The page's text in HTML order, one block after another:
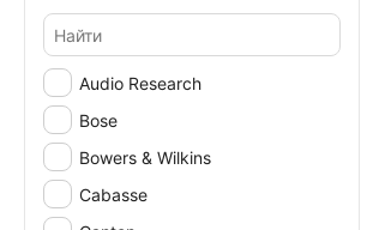
Audio Research
Bose
Bowers & Wilkins
Cabasse